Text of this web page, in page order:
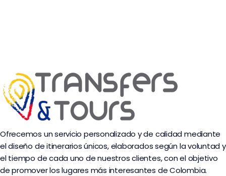
Ofrecemos un servicio personalizado y de calidad mediante
el diseño de itinerarios únicos, elaborados según la voluntad y
el tiempo de cada uno de nuestros clientes, con el objetivo
de promover los lugares más interesantes de Colombia.